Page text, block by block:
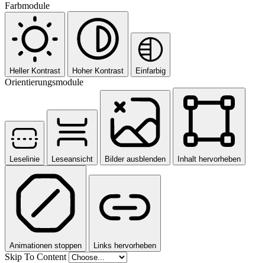
Farbmodule
Heller Kontrast Hoher Kontrast Einfarbig
Orientierungsmodule
Leselinie Leseansicht Bilder ausblenden Inhalt hervorheben
Animationen stoppen Links hervorheben
Skip To Content